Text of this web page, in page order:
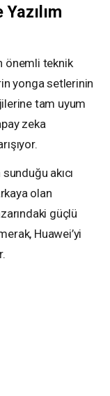
önemli teknik
yonga setlerinin
tam uyum
zeka
akıcı
olan
güçlü
Huawei’yi